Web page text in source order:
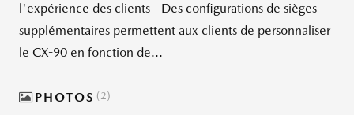
l'expérience des clients - Des configurations de sièges
supplémentaires permettent aux clients de personnaliser
le CX-90 en fonction de...
PHOTOS 2